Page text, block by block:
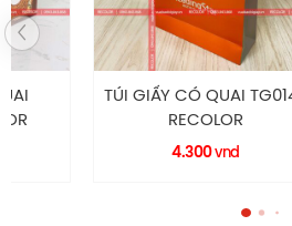
TÚI GIẤY CÓ QUAI TG0148